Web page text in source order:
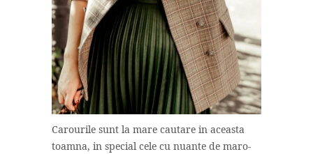
Carourile sunt la mare cautare in aceasta
toamna, in special cele cu nuante de maro-